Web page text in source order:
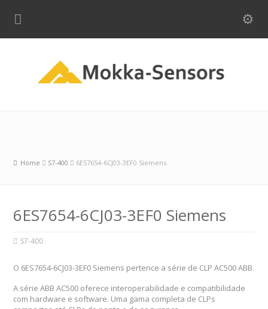
Home S7-400 6ES7654-6CJ03-3EF0 Siemens
6ES7654-6CJ03-3EF0 Siemens
S7-400
O 6ES7654-6CJ03-3EF0 Siemens pertence a série de CLP AC500 ABB.
A série ABB AC500 oferece interoperabilidade e compatibilidade
com hardware e software. Uma gama completa de CLPs